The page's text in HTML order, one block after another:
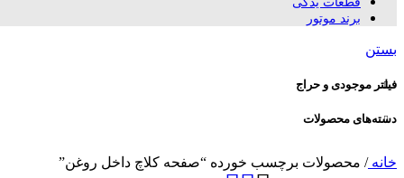
برند موتور
بستن
فیلتر موجودی و حراج
دسته‌های محصولات
خانه/ محصولات برچسب خورده “صفحه کلاچ داخل روغن”